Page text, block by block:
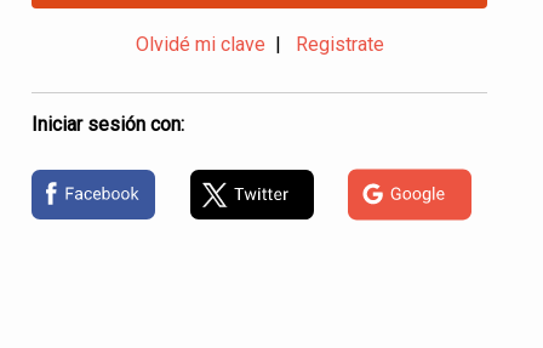
Olvidé mi clave Registrate
Iniciar sesión con: